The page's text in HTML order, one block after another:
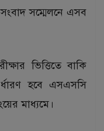
সংবাদ সম্মেলনে এসব
ভিত্তিতে বাকি
হবে এসএসসি
মাধ্যমে।